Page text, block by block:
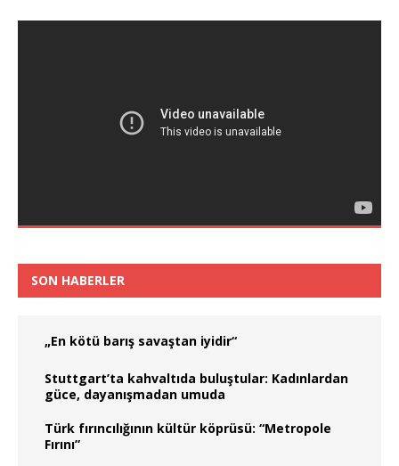
SON HABERLER
„En kötü barış savaştan iyidir“
Stuttgart’ta kahvaltıda buluştular: Kadınlardan
güce, dayanışmadan umuda
Türk fırıncılığının kültür köprüsü: “Metropole
Fırını”